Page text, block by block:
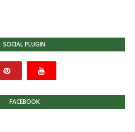
SOCIAL PLUGIN
FACEBOOK